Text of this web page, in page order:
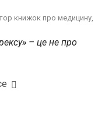
книжок про медицину,
– це не про